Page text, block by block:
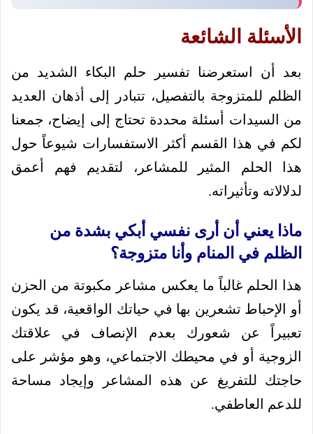
الأسئلة الشائعة
بعد أن استعرضنا تفسير حلم البكاء الشديد من
الظلم للمتزوجة بالتفصيل، تتبادر إلى أذهان العديد
من السيدات أسئلة محددة تحتاج إلى إيضاح، جمعنا
لكم في هذا القسم أكثر الاستفسارات شيوعاً حول
هذا الحلم المثير للمشاعر، لتقديم فهم أعمق
لدلالاته وتأثيراته.
ماذا يعني أن أرى نفسي أبكي بشدة من
الظلم في المنام وأنا متزوجة؟
هذا الحلم غالباً ما يعكس مشاعر مكبوتة من الحزن
أو الإحباط تشعرين بها في حياتك الواقعية، قد يكون
تعبيراً عن شعورك بعدم الإنصاف في علاقتك
الزوجية أو في محيطك الاجتماعي، وهو مؤشر على
حاجتك للتفريغ عن هذه المشاعر وإيجاد مساحة
للدعم العاطفي.